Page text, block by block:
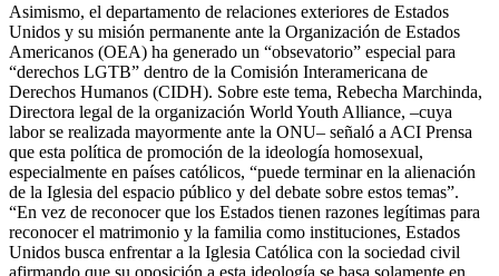
Asimismo, el departamento de relaciones exteriores de Estados
Unidos y su misión permanente ante la Organización de Estados
Americanos (OEA) ha generado un “obsevatorio” especial para
“derechos LGTB” dentro de la Comisión Interamericana de
Derechos Humanos (CIDH). Sobre este tema, Rebecha Marchinda,
Directora legal de la organización World Youth Alliance, –cuya
labor se realizada mayormente ante la ONU– señaló a ACI Prensa
que esta política de promoción de la ideología homosexual,
especialmente en países católicos, “puede terminar en la alienación
de la Iglesia del espacio público y del debate sobre estos temas”.
“En vez de reconocer que los Estados tienen razones legítimas para
reconocer el matrimonio y la familia como instituciones, Estados
Unidos busca enfrentar a la Iglesia Católica con la sociedad civil
afirmando que su oposición a esta ideología se basa solamente en